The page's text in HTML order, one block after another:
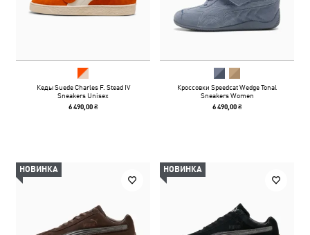
Кеды Suede Charles F. Stead IV
Sneakers Unisex
6 490,00 ₴
Кроссовки Speedcat Wedge Tonal
Sneakers Women
6 490,00 ₴
НОВИНКА НОВИНКА